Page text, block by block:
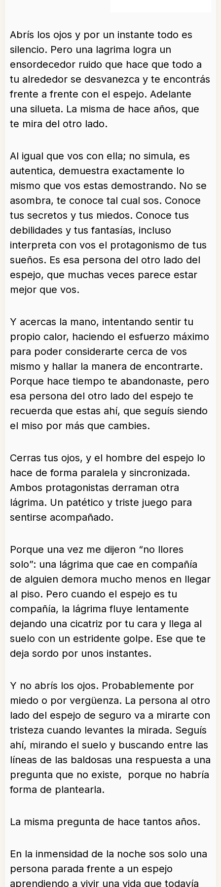
Abrís los ojos y por un instante todo es
silencio. Pero una lagrima logra un
ensordecedor ruido que hace que todo a
tu alrededor se desvanezca y te encontrás
frente a frente con el espejo. Adelante
una silueta. La misma de hace años, que
te mira del otro lado.
Al igual que vos con ella; no simula, es
autentica, demuestra exactamente lo
mismo que vos estas demostrando. No se
asombra, te conoce tal cual sos. Conoce
tus secretos y tus miedos. Conoce tus
debilidades y tus fantasías, incluso
interpreta con vos el protagonismo de tus
sueños. Es esa persona del otro lado del
espejo, que muchas veces parece estar
mejor que vos.
Y acercas la mano, intentando sentir tu
propio calor, haciendo el esfuerzo máximo
para poder considerarte cerca de vos
mismo y hallar la manera de encontrarte.
Porque hace tiempo te abandonaste, pero
esa persona del otro lado del espejo te
recuerda que estas ahí, que seguís siendo
el miso por más que cambies.
Cerras tus ojos, y el hombre del espejo lo
hace de forma paralela y sincronizada.
Ambos protagonistas derraman otra
lágrima. Un patético y triste juego para
sentirse acompañado.
Porque una vez me dijeron “no llores
solo”: una lágrima que cae en compañía
de alguien demora mucho menos en llegar
al piso. Pero cuando el espejo es tu
compañía, la lágrima fluye lentamente
dejando una cicatriz por tu cara y llega al
suelo con un estridente golpe. Ese que te
deja sordo por unos instantes.
Y no abrís los ojos. Probablemente por
miedo o por vergüenza. La persona al otro
lado del espejo de seguro va a mirarte con
tristeza cuando levantes la mirada. Seguís
ahí, mirando el suelo y buscando entre las
líneas de las baldosas una respuesta a una
pregunta que no existe, porque no habría
forma de plantearla.
La misma pregunta de hace tantos años.
En la inmensidad de la noche sos solo una
persona parada frente a un espejo
aprendiendo a vivir una vida que todavía